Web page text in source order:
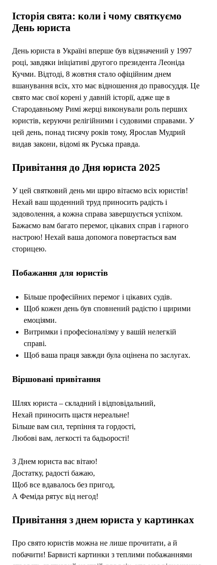
Історія свята: коли і чому святкуємо
День юриста
День юриста в Україні вперше був відзначений у 1997
році, завдяки ініціативі другого президента Леоніда
Кучми. Відтоді, 8 жовтня стало офіційним днем
вшанування всіх, хто має відношення до правосуддя. Це
свято має свої корені у давній історії, адже ще в
Стародавньому Римі жерці виконували роль перших
юристів, керуючи релігійними і судовими справами. У
цей день, понад тисячу років тому, Ярослав Мудрий
видав закони, відомі як Руська правда.
Привітання до Дня юриста 2025
У цей святковий день ми щиро вітаємо всіх юристів!
Нехай ваш щоденний труд приносить радість і
задоволення, а кожна справа завершується успіхом.
Бажаємо вам багато перемог, цікавих справ і гарного
настрою! Нехай ваша допомога повертається вам
сторицею.
Побажання для юристів
Більше професійних перемог і цікавих судів.
Щоб кожен день був сповнений радістю і щирими
емоціями.
Витримки і професіоналізму у вашій нелегкій
справі.
Щоб ваша праця завжди була оцінена по заслугах.
Віршовані привітання
Шлях юриста – складний і відповідальний,
Нехай приносить щастя нереальне!
Більше вам сил, терпіння та гордості,
Любові вам, легкості та бадьорості!
З Днем юриста вас вітаю!
Достатку, радості бажаю,
Щоб все вдавалось без пригод,
А Феміда рятує від негод!
Привітання з днем юриста у картинках
Про свято юристів можна не лише прочитати, а й
побачити! Барвисті картинки з теплими побажаннями